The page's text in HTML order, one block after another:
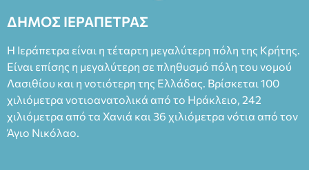
ΔΗΜΟΣ ΙΕΡΑΠΕΤΡΑΣ
Η Ιεράπετρα είναι η τέταρτη μεγαλύτερη πόλη της Κρήτης.
Είναι επίσης η μεγαλύτερη σε πληθυσμό πόλη του νομού
Λασιθίου και η νοτιότερη της Ελλάδας. Βρίσκεται 100
χιλιόμετρα νοτιοανατολικά από το Ηράκλειο, 242
χιλιόμετρα από τα Χανιά και 36 χιλιόμετρα νότια από τον
Άγιο Νικόλαο.